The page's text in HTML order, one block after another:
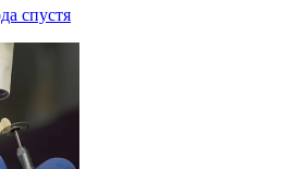
спустя